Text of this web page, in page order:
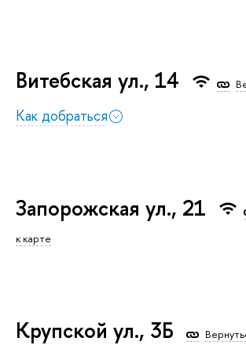
Витебская ул., 14
Как добраться
Запорожская ул., 21
к карте
Крупской ул., 3Б